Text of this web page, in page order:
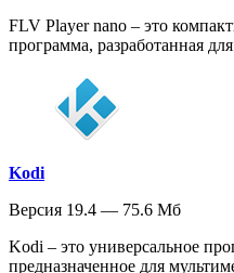
FLV Player nano – это
программа, разработанная
Kodi
Версия 19.4 — 75.6 Мб
Kodi – это универсальное
предназначенное для